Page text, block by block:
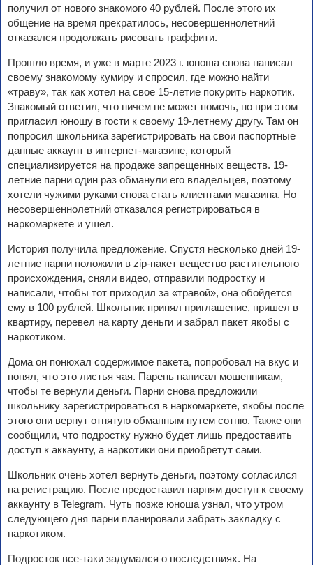
получил от нового знакомого 40 рублей. После этого их
общение на время прекратилось, несовершеннолетний
отказался продолжать рисовать граффити.
Прошло время, и уже в марте 2023 г. юноша снова написал
своему знакомому кумиру и спросил, где можно найти
«траву», так как хотел на свое 15-летие покурить наркотик.
Знакомый ответил, что ничем не может помочь, но при этом
пригласил юношу в гости к своему 19-летнему другу. Там он
попросил школьника зарегистрировать на свои паспортные
данные аккаунт в интернет-магазине, который
специализируется на продаже запрещенных веществ. 19-
летние парни один раз обманули его владельцев, поэтому
хотели чужими руками снова стать клиентами магазина. Но
несовершеннолетний отказался регистрироваться в
наркомаркете и ушел.
История получила предложение. Спустя несколько дней 19-
летние парни положили в zip-пакет вещество растительного
происхождения, сняли видео, отправили подростку и
написали, чтобы тот приходил за «травой», она обойдется
ему в 100 рублей. Школьник принял приглашение, пришел в
квартиру, перевел на карту деньги и забрал пакет якобы с
наркотиком.
Дома он понюхал содержимое пакета, попробовал на вкус и
понял, что это листья чая. Парень написал мошенникам,
чтобы те вернули деньги. Парни снова предложили
школьнику зарегистрироваться в наркомаркете, якобы после
этого они вернут отнятую обманным путем сотню. Также они
сообщили, что подростку нужно будет лишь предоставить
доступ к аккаунту, а наркотики они приобретут сами.
Школьник очень хотел вернуть деньги, поэтому согласился
на регистрацию. После предоставил парням доступ к своему
аккаунту в Telegram. Чуть позже юноша узнал, что утром
следующего дня парни планировали забрать закладку с
наркотиком.
Подросток все-таки задумался о последствиях. На